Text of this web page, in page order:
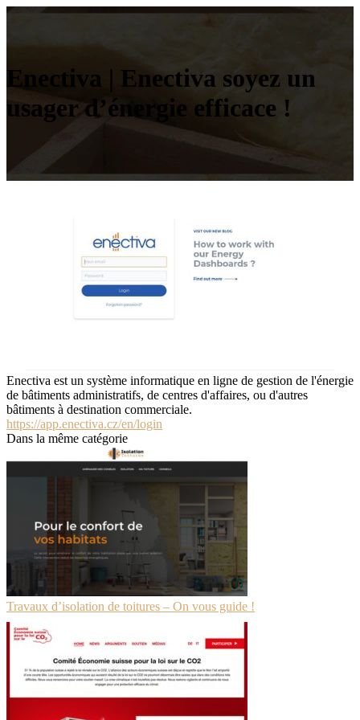
Enectiva | Enectiva soyez un
usager d’énergie efficace !
Enectiva est un système informatique en ligne de gestion de l'énergie
de bâtiments administratifs, de centres d'affaires, ou d'autres
bâtiments à destination commerciale.
https://app.enectiva.cz/en/login
Dans la même catégorie
Travaux d’isolation de toitures – On vous guide !